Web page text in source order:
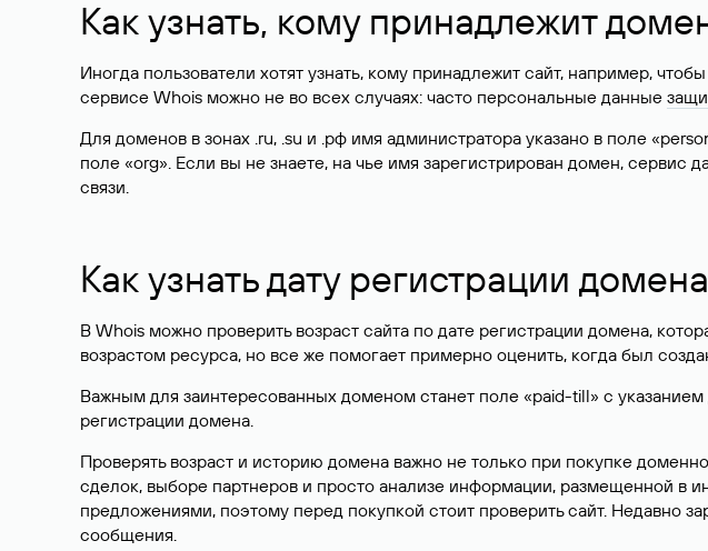
Как узнать, кому принадлежит
Иногда пользователи хотят узнать, кому принадлежит сайт, например,
сервисе Whois можно не во всех случаях: часто персональные данные
Для доменов в зонах .ru, .su и .рф имя администратора указано в поле
поле «org». Если вы не знаете, на чье имя зарегистрирован домен,
связи.
Как узнать дату регистрации
В Whois можно проверить возраст сайта по дате регистрации домена,
возрастом ресурса, но все же помогает примерно оценить, когда был
Важным для заинтересованных доменом станет поле «paid-till» с
регистрации домена.
Проверять возраст и историю домена важно не только при покупке
сделок, выборе партнеров и просто анализе информации, размещенной в
предложениями, поэтому перед покупкой стоит проверить сайт. Недавно
сообщения.